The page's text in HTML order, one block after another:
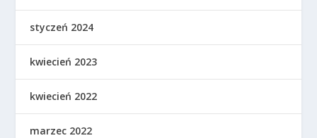
styczeń 2024
kwiecień 2023
kwiecień 2022
marzec 2022